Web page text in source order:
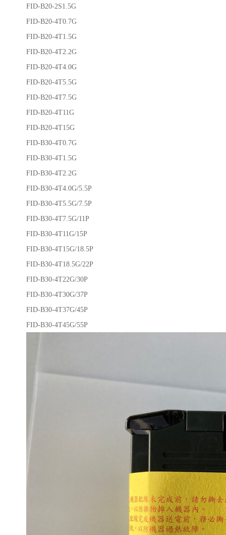
FID-B20-2S1.5G
FID-B20-4T0.7G
FID-B20-4T1.5G
FID-B20-4T2.2G
FID-B20-4T4.0G
FID-B20-4T5.5G
FID-B20-4T7.5G
FID-B20-4T11G
FID-B20-4T15G
FID-B30-4T0.7G
FID-B30-4T1.5G
FID-B30-4T2.2G
FID-B30-4T4.0G/5.5P
FID-B30-4T5.5G/7.5P
FID-B30-4T7.5G/11P
FID-B30-4T11G/15P
FID-B30-4T15G/18.5P
FID-B30-4T18.5G/22P
FID-B30-4T22G/30P
FID-B30-4T30G/37P
FID-B30-4T37G/45P
FID-B30-4T45G/55P